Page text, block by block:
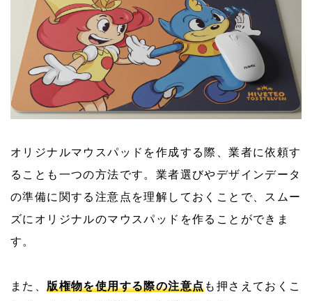
オリジナルマウスパッドを作成する際、業者に依頼す
ることも一つの方法です。業者選びやデザインデータ
の準備に関する注意点を理解しておくことで、スムー
ズにオリジナルのマウスパッドを作ることができま
す。
また、版権物を使用する際の注意点も押さえておくこ